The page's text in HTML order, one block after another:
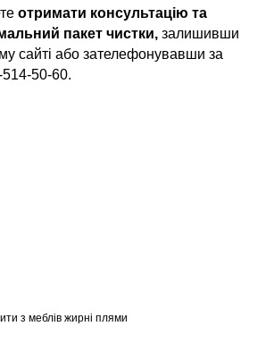
отримати консультацію та
пакет чистки, залишивши
сайті або зателефонувавши за
50-60.
з меблів жирні плями